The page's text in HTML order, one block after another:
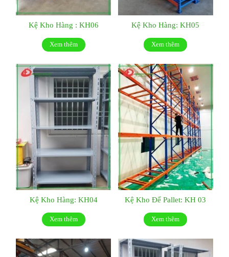
Kệ Kho Hàng : KH06
Xem thêm
Kệ Kho Hàng: KH05
Xem thêm
Kệ Kho Hàng: KH04
Xem thêm
Kệ Kho Để Pallet: KH 03
Xem thêm